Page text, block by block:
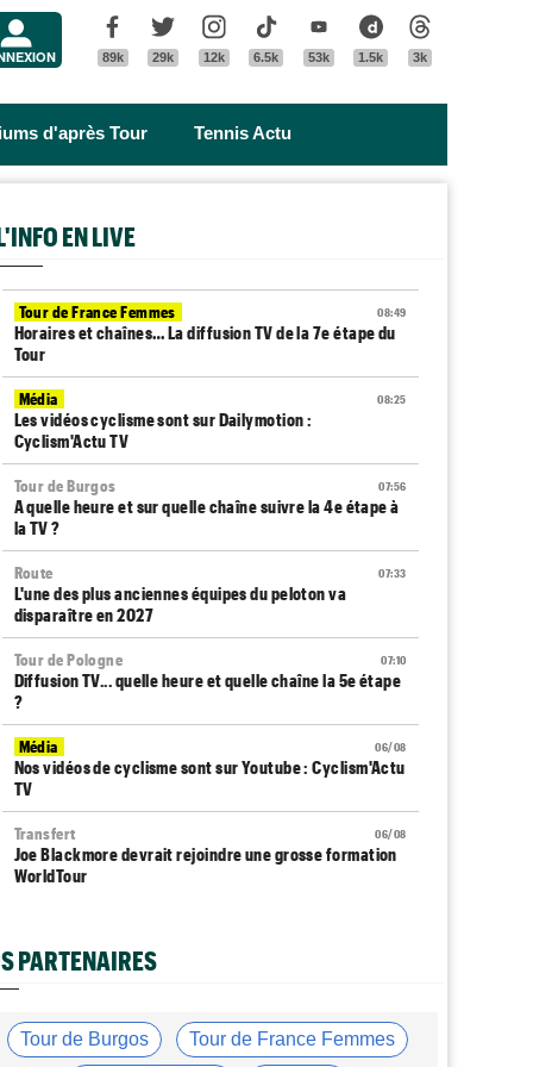
Facebook
89k
Twitter
29k
Instagram
12k
Tik Tok
6.5k
Youtube
53k
Dailymotion
1.5k 3k
d'après Tour Tennis Actu
EN LIVE
08:49
Tour de France Femmes
Horaires et chaînes… La diffusion TV de la 7e étape du
Tour
08:25
Média
Les vidéos cyclisme sont sur Dailymotion :
Cyclism'Actu TV
07:56
Tour de Burgos
A quelle heure et sur quelle chaîne suivre la 4e étape à
la TV ?
07:33
Route
L'une des plus anciennes équipes du peloton va
disparaître en 2027
07:10
Tour de Pologne
Diffusion TV... quelle heure et quelle chaîne la 5e étape
?
06/08
Média
Nos vidéos de cyclisme sont sur Youtube : Cyclism'Actu
TV
06/08
Transfert
Joe Blackmore devrait rejoindre une grosse formation
WorldTour
mais…"
La Soudal Quick-Step recrute un talentueux sprinteur
allemand de 24 ans
PARTENAIRES
Tour de Burgos Tour de France Femmes